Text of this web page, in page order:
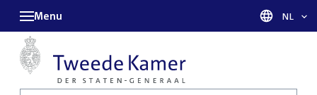
Menu Taal
NL